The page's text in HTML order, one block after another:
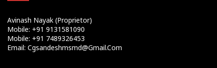
Avinash Nayak (Proprietor)
Mobile: +91 9131581090
Mobile: +91 7489326453
Email: Cgsandeshmsmd@gmail.com